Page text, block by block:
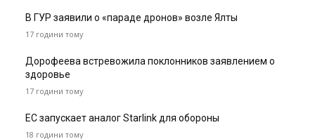
В ГУР заявили о «параде дронов» возле Ялты
17 години тому
Дорофеева встревожила поклонников заявлением о
здоровье
17 години тому
ЕС запускает аналог Starlink для обороны
18 години тому